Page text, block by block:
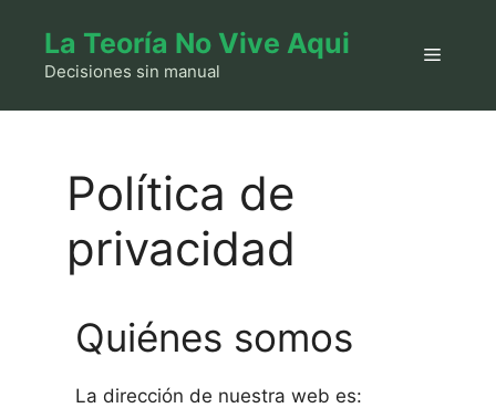
contenido
La Teoría No Vive Aqui
Decisiones sin manual
Menú
Política de
privacidad
Quiénes somos
La dirección de nuestra web es: